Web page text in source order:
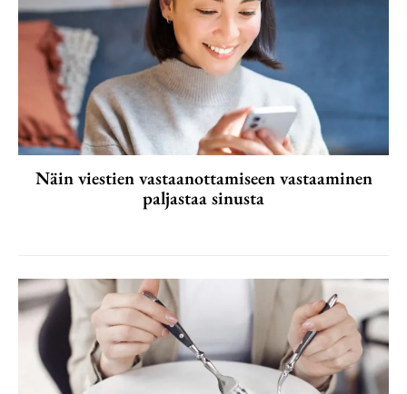
Näin viestien vastaanottamiseen vastaaminen
paljastaa sinusta